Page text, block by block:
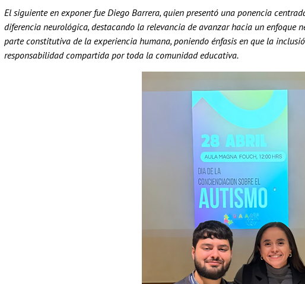
El siguiente en exponer fue Diego Barrera, quien presentó una ponencia
diferencia neurológica, destacando la relevancia de avanzar hacia un enfoque
parte constitutiva de la experiencia humana, poniendo énfasis en que la
responsabilidad compartida por toda la comunidad educativa.